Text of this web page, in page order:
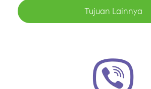
Tujuan Lainnya